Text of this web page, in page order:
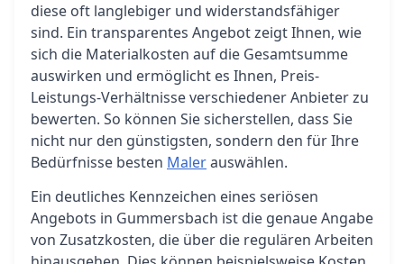
diese oft langlebiger und widerstandsfähiger
sind. Ein transparentes Angebot zeigt Ihnen, wie
sich die Materialkosten auf die Gesamtsumme
auswirken und ermöglicht es Ihnen, Preis-
Leistungs-Verhältnisse verschiedener Anbieter zu
bewerten. So können Sie sicherstellen, dass Sie
nicht nur den günstigsten, sondern den für Ihre
Bedürfnisse besten Malerauswählen.
Ein deutliches Kennzeichen eines seriösen
Angebots in Gummersbach ist die genaue Angabe
von Zusatzkosten, die über die regulären Arbeiten